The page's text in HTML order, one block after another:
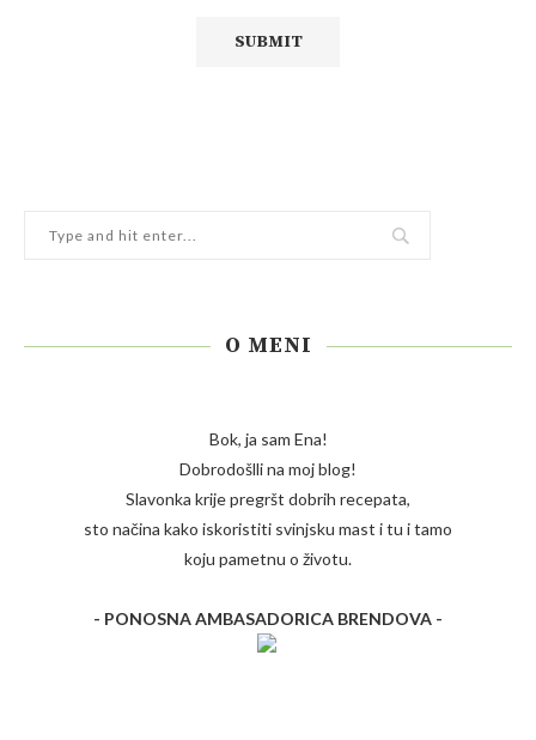
O MENI
Bok, ja sam Ena!
Dobrodošlli na moj blog!
Slavonka krije pregršt dobrih recepata,
sto načina kako iskoristiti svinjsku mast i tu i tamo
koju pametnu o životu.
- PONOSNA AMBASADORICA BRENDOVA -